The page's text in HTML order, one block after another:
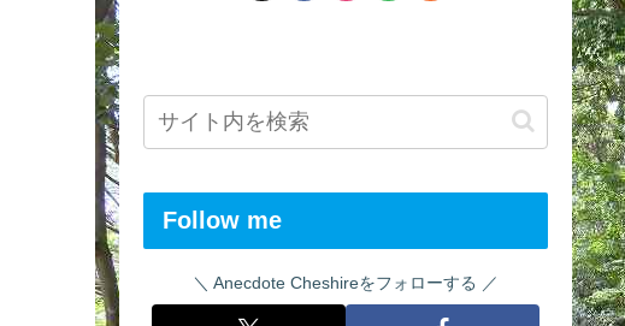
Follow me
Anecdote Cheshireをフォローする